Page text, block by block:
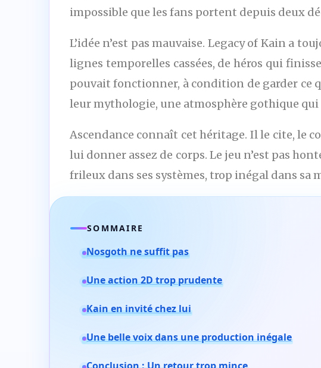
impossible que les fans portent depuis deux
L’idée n’est pas mauvaise. Legacy of Kain a
lignes temporelles cassées, de héros qui
pouvait fonctionner, à condition de garder ce
leur mythologie, une atmosphère gothique qui
Ascendance connaît cet héritage. Il le cite, le
lui donner assez de corps. Le jeu n’est pas
frileux dans ses systèmes, trop inégal dans sa
SOMMAIRE
Nosgoth ne suffit pas
Une action 2D trop prudente
Kain en invité chez lui
Une belle voix dans une production inégale